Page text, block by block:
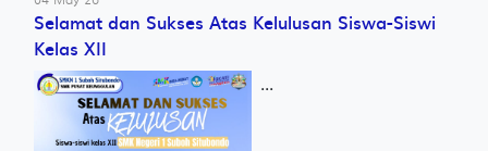
Selamat dan Sukses Atas Kelulusan Siswa-Siswi
Kelas XII
...